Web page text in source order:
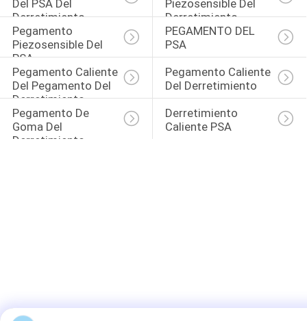
Del PSA Del
Derretimiento
Piezosensible Del
Derretimiento
Caliente
Pegamento
Piezosensible Del
PSA
PEGAMENTO DEL
PSA
Pegamento Caliente
Del Pegamento Del
Derretimiento
Pegamento Caliente
Del Derretimiento
Pegamento De
Goma Del
Derretimiento
Derretimiento
Caliente PSA